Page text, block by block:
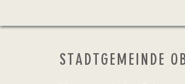
STADTGEMEINDE